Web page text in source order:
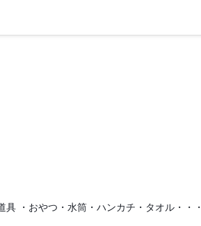
・おやつ・水筒・ハンカチ・タオル・・・